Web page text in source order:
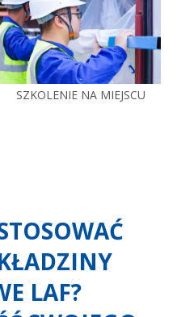
SZKOLENIE NA MIEJSCU
LAF?